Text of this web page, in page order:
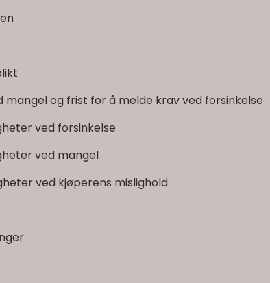
mangel og frist for å melde krav ved forsinkelse
ved forsinkelse
ved mangel
ved kjøperens mislighold